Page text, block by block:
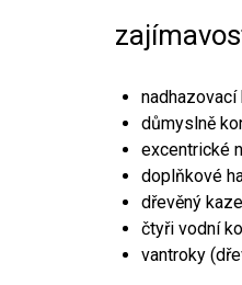
nadhazovací
důmyslně
excentrické
doplňkové
dřevěný
čtyři vodní
vantroky